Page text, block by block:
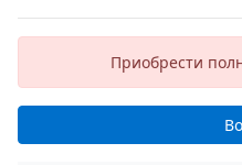
Приобрести